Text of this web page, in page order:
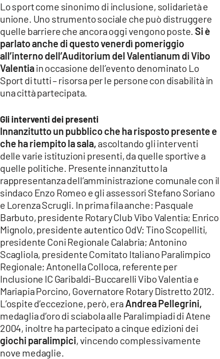
LACTV.IT
LACONAIR.IT
LACITYMAG.IT
ILREGGINO.IT
ILVIBONESE.IT
CATANZAROCHANNEL.IT
LACAPITALENEWS.IT
App
ANDROID
APPLE
Lo sport come sinonimo di inclusione, solidarietà e
unione. Uno strumento sociale che può distruggere
quelle barriere che ancora oggi vengono poste.Si è
parlato anche di questo venerdì pomeriggio
all’interno dell’Auditorium del Valentianum di Vibo
Valentiain occasione dell’evento denominato Lo
Sport di tutti – risorsa per le persone con disabilità in
una città partecipata.
Gli interventi dei presenti
Innanzitutto un pubblico che ha risposto presente e
che ha riempito la sala, ascoltando gli interventi
delle varie istituzioni presenti, da quelle sportive a
quelle politiche. Presente innanzitutto la
rappresentanza dell’amministrazione comunale con il
sindaco Enzo Romeo e gli assessori Stefano Soriano
e Lorenza Scrugli. In prima fila anche: Pasquale
Barbuto, presidente Rotary Club Vibo Valentia; Enrico
Mignolo, presidente autentico OdV; Tino Scopelliti,
presidente Coni Regionale Calabria; Antonino
Scagliola, presidente Comitato Italiano Paralimpico
Regionale; Antonella Colloca, referente per
Inclusione IC Garibaldi-Buccarelli Vibo Valentia e
Mariapia Porcino, Governatore Rotary Distretto 2012.
L’ospite d’eccezione, però, era Andrea Pellegrini,
medaglia d’oro di sciabola alle Paralimpiadi di Atene
2004, inoltre ha partecipato a cinque edizioni dei
giochi paralimpici, vincendo complessivamente
nove medaglie.